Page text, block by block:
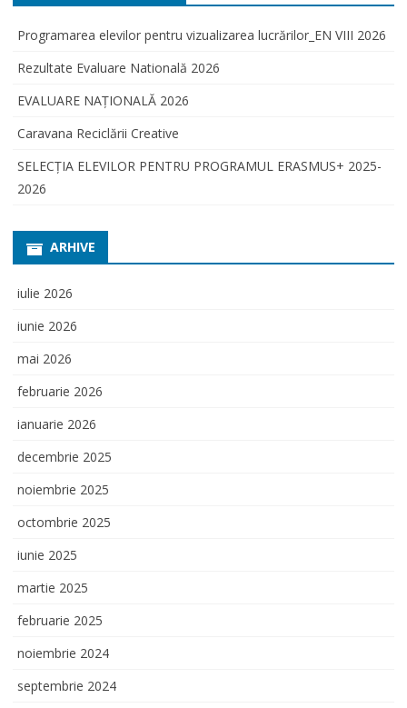
Programarea elevilor pentru vizualizarea lucrărilor_EN VIII 2026
Rezultate Evaluare Natională 2026
EVALUARE NAŢIONALĂ 2026
Caravana Reciclării Creative
SELECŢIA ELEVILOR PENTRU PROGRAMUL ERASMUS+ 2025-
2026
ARHIVE
iulie 2026
iunie 2026
mai 2026
februarie 2026
ianuarie 2026
decembrie 2025
noiembrie 2025
octombrie 2025
iunie 2025
martie 2025
februarie 2025
noiembrie 2024
septembrie 2024